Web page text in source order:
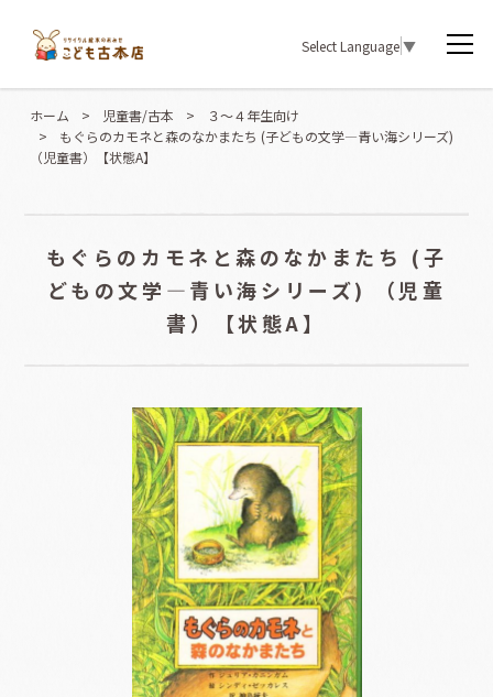
Select Language▼
ホーム > 児童書/古本 >
３〜４年生向け
>
もぐらのカモネと森のなかまたち (子どもの文学―青い海シリーズ)
（児童書）【状態A】
もぐらのカモネと森のなかまたち (子
どもの文学―青い海シリーズ) （児童
書）【状態A】